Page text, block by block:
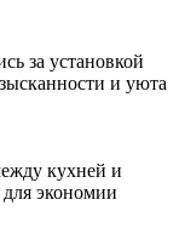
за установкой
и уюта
кухней и
экономии